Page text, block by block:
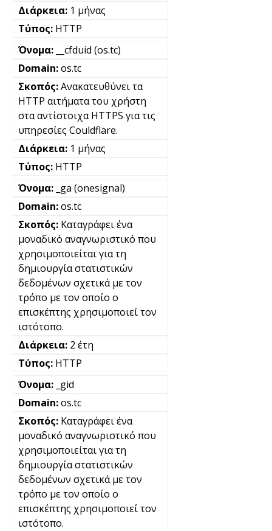
1 μήνας
HTTP
__cfduid (os.tc)
os.tc
Ανακατευθύνει τα
HTTP αιτήματα του χρήστη
στα αντίστοιχα HTTPS για τις
υπηρεσίες Couldflare.
1 μήνας
HTTP
_ga (onesignal)
os.tc
Καταγράφει ένα
μοναδικό αναγνωριστικό που
χρησιμοποιείται για τη
δημιουργία στατιστικών
δεδομένων σχετικά με τον
τρόπο με τον οποίο ο
επισκέπτης χρησιμοποιεί τον
ιστότοπο.
2 έτη
HTTP
_gid
os.tc
Καταγράφει ένα
μοναδικό αναγνωριστικό που
χρησιμοποιείται για τη
δημιουργία στατιστικών
δεδομένων σχετικά με τον
τρόπο με τον οποίο ο
επισκέπτης χρησιμοποιεί τον
ιστότοπο.